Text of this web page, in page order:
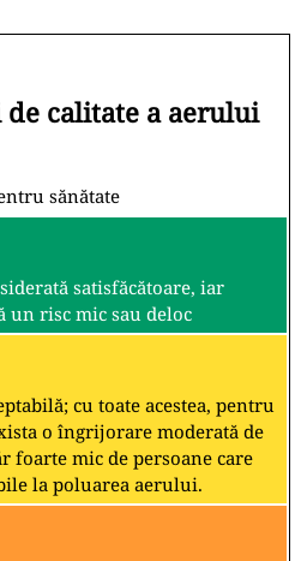
calitate a aerului
sănătate
satisfăcătoare, iar
risc mic sau deloc
cu toate acestea, pentru
o îngrijorare moderată de
foarte mic de persoane care
la poluarea aerului.